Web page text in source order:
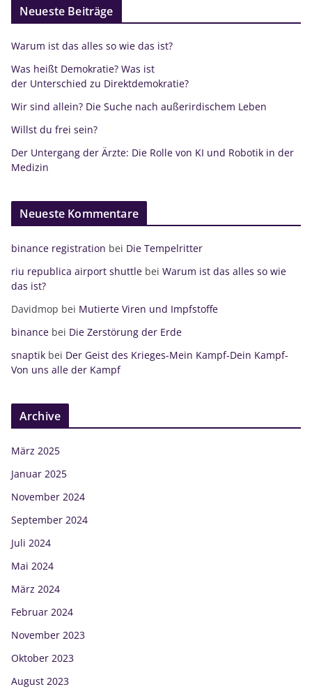
Neueste Beiträge
Warum ist das alles so wie das ist?
Was heißt Demokratie? Was ist
der Unterschied zu Direktdemokratie?
Wir sind allein? Die Suche nach außerirdischem Leben
Willst du frei sein?
Der Untergang der Ärzte: Die Rolle von KI und Robotik in der
Medizin
Neueste Kommentare
binance registration bei Die Tempelritter
riu republica airport shuttle bei Warum ist das alles so wie
das ist?
Davidmop bei Mutierte Viren und Impfstoffe
binance bei Die Zerstörung der Erde
snaptik bei Der Geist des Krieges-Mein Kampf-Dein Kampf-
Von uns alle der Kampf
Archive
März 2025
Januar 2025
November 2024
September 2024
Juli 2024
Mai 2024
März 2024
Februar 2024
November 2023
Oktober 2023
August 2023